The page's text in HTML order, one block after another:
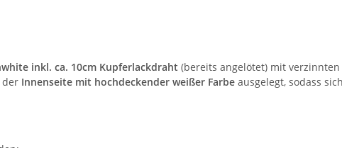
inkl. ca. 10cm Kupferlackdraht (bereits angelötet) mit
der Innenseite mit hochdeckender weißer Farbeausgelegt, sodass